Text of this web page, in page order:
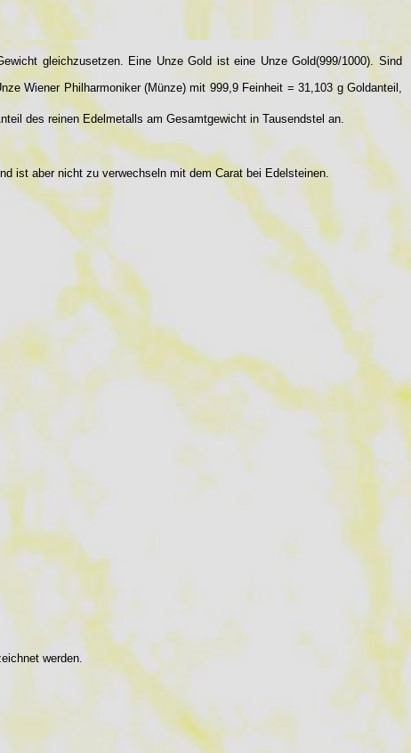
gleichzusetzen. Eine Unze Gold ist eine Unze Gold(999/1000). Sind
Wiener Philharmoniker (Münze) mit 999,9 Feinheit = 31,103 g Goldanteil,
des reinen Edelmetalls am Gesamtgewicht in Tausendstel an.
ist aber nicht zu verwechseln mit dem Carat bei Edelsteinen.
werden.